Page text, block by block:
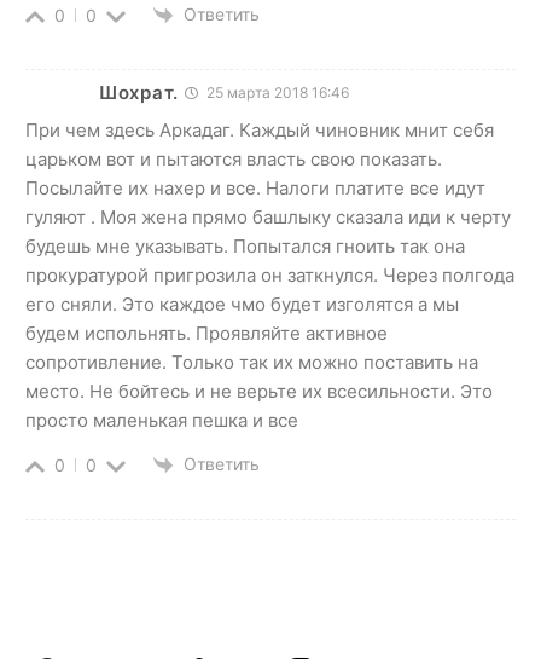
0 0 Ответить
Шохрат. 25 марта 2018 16:46
При чем здесь Аркадаг. Каждый чиновник мнит себя
царьком вот и пытаются власть свою показать.
Посылайте их нахер и все. Налоги платите все идут
гуляют . Моя жена прямо башлыку сказала иди к черту
будешь мне указывать. Попытался гноить так она
прокуратурой пригрозила он заткнулся. Через полгода
его сняли. Это каждое чмо будет изголятся а мы
будем испольнять. Проявляйте активное
сопротивление. Только так их можно поставить на
место. Не бойтесь и не верьте их всесильности. Это
просто маленькая пешка и все
0 0 Ответить